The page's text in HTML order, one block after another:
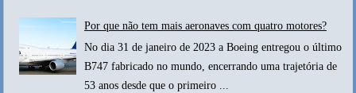
Por que não tem mais aeronaves com quatro motores?
No dia 31 de janeiro de 2023 a Boeing entregou o último
B747 fabricado no mundo, encerrando uma trajetória de
53 anos desde que o primeiro ...